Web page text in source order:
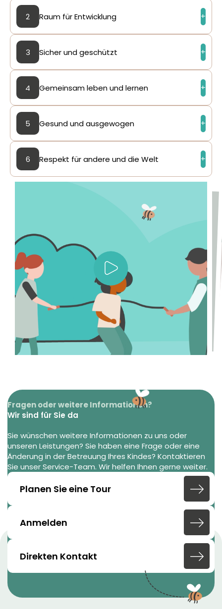
2 Raum für Entwicklung
3 Sicher und geschützt
4 Gemeinsam leben und lernen
5 Gesund und ausgewogen
6 Respekt für andere und die Welt
Fragen oder weitere Informationen?
Wir sind für Sie da
Sie wünschen weitere Informationen zu uns oder
unseren Leistungen? Sie haben eine Frage oder eine
Änderung in der Betreuung Ihres Kindes? Kontaktieren
Sie unser Service-Team. Wir helfen Ihnen gerne weiter.
Planen Sie eine Tour
Anmelden
Direkten Kontakt